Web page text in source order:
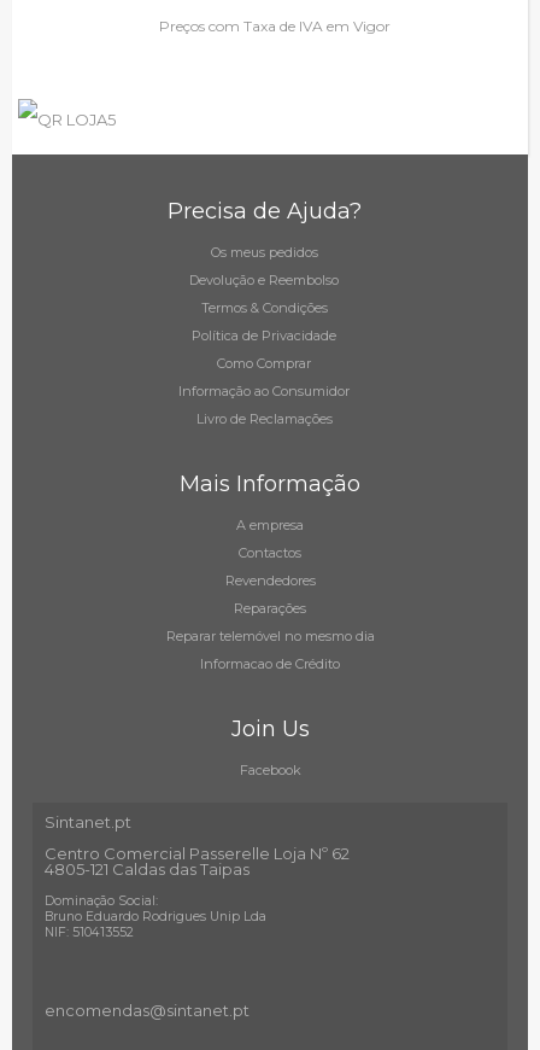
Preços com Taxa de IVA em Vigor
Precisa de Ajuda?
Os meus pedidos
Devolução e Reembolso
Termos & Condições
Política de Privacidade
Como Comprar
Informação ao Consumidor
Livro de Reclamações
Mais Informação
A empresa
Contactos
Revendedores
Reparações
Reparar telemóvel no mesmo dia
Informacao de Crédito
Join Us
Facebook
Sintanet.pt
Centro Comercial Passerelle Loja Nº 62
4805-121 Caldas das Taipas
Dominação Social:
Bruno Eduardo Rodrigues Unip Lda
NIF: 510413552
encomendas@sintanet .pt